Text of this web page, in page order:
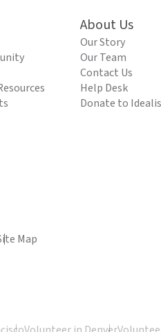
About Us
Our Story
Our Team
Contact Us
Help Desk
Donate to
Map